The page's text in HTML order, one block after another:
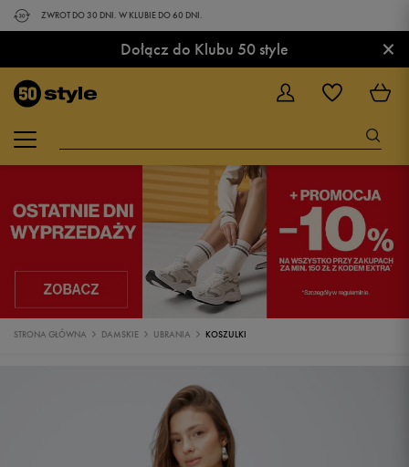
ZWROT DO 30 DNI. W KLUBIE DO 60 DNI.
Dołącz do Klubu 50 style ×
STRONA GŁÓWNA DAMSKIE UBRANIA KOSZULKI